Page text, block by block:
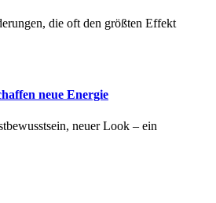
die oft den größten Effekt
neue Energie
neuer Look – ein